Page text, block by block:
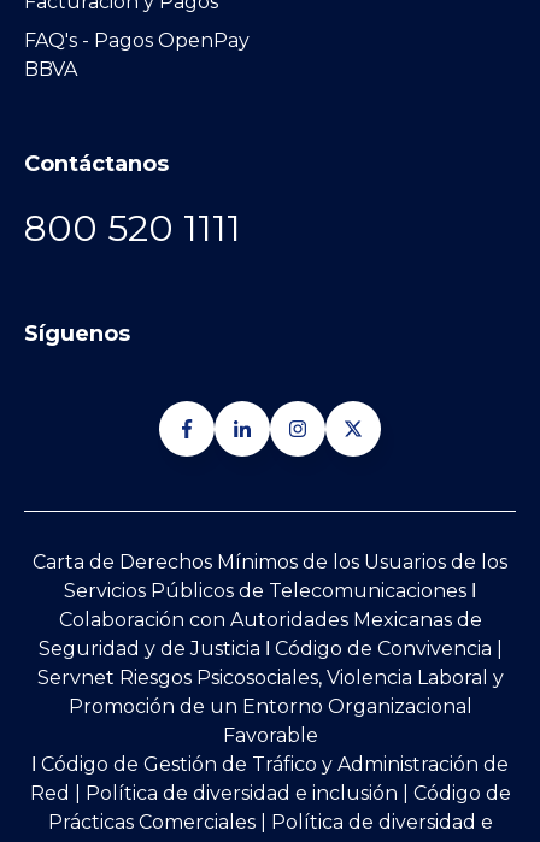
FAQ's - Pagos OpenPay
BBVA
Contáctanos
800 520 1111
Síguenos
Carta de Derechos Mínimos de los Usuarios de los
Servicios Públicos de Telecomunicaciones Ι
Colaboración con Autoridades Mexicanas de
Seguridad y de Justicia Ι Código de Convivencia |
Servnet Riesgos Psicosociales, Violencia Laboral y
Promoción de un Entorno Organizacional
Favorable
Ι Código de Gestión de Tráfico y Administración de
Red
Política de diversidad e inclusión | Código de
Prácticas Comerciales | Política de diversidad e